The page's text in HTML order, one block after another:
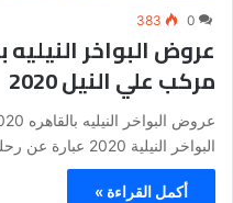
0
383
مركب علي النيل 2020
البواخر النيلية 2020 عبارة عن رحلة نيلية على ضفاف…
أكمل القراءة »